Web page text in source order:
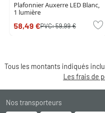
Plafonnier Auxerre LED Blanc,
1 lumière
58,49 €PVC:59,99 €
Tous les montants indiqués
Les frais de
Nos transporteurs